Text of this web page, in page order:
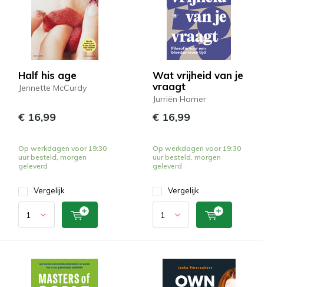
Half his age
Jennette McCurdy
€ 16,99
Op werkdagen voor 19:30
uur besteld, morgen
geleverd
Vergelijk
Wat vrijheid van je
vraagt
Jurriën Hamer
€ 16,99
Op werkdagen voor 19:30
uur besteld, morgen
geleverd
Vergelijk